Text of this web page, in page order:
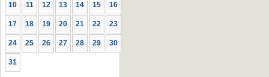
10 11 12 13 14 15 16
17 18 19 20 21 22 23
24 25 26 27 28 29 30
31